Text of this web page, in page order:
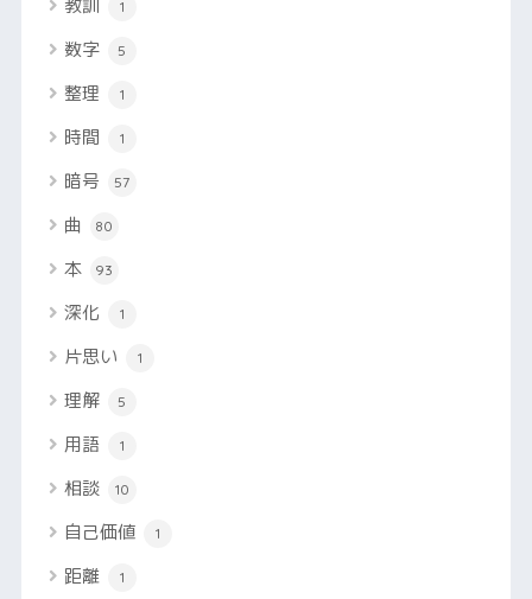
教訓 1
数字 5
整理 1
時間 1
暗号 57
曲 80
本 93
深化 1
片思い 1
理解 5
用語 1
相談 10
自己価値 1
距離 1